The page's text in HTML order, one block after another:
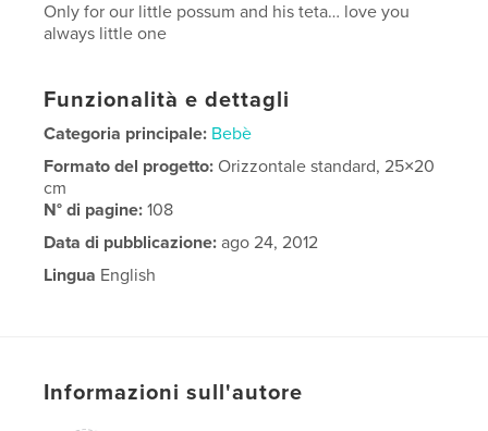
Only for our little possum and his teta… love you
always little one
Funzionalità e dettagli
Categoria principale: Bebè
Formato del progetto:Orizzontale standard, 25×20
cm
N° di pagine:108
Data di pubblicazione: ago 24, 2012
Lingua English
Informazioni sull'autore